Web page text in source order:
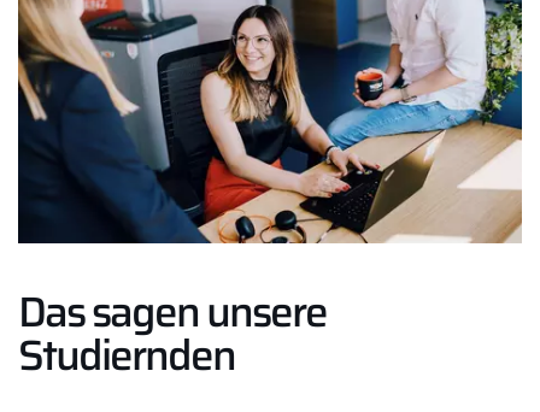
Das sagen unsere
Studiernden